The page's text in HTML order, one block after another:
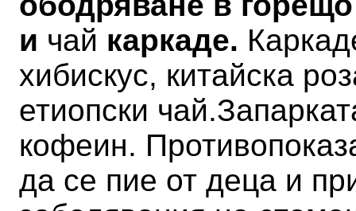
и чай каркаде.
хибискус, китайска
етиопски чай.
кофеин.
да се пие от деца и